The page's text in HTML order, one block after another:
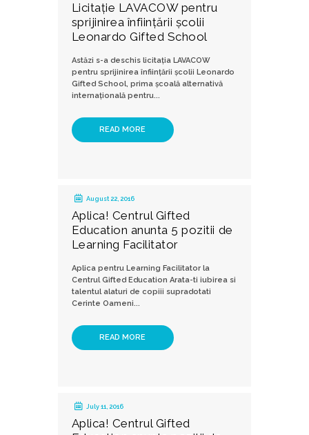
Licitație LAVACOW pentru
sprijinirea înființării școlii
Leonardo Gifted School
Astăzi s-a deschis licitația LAVACOW
pentru sprijinirea înființării școlii Leonardo
Gifted School, prima școală alternativă
internațională pentru...
READ MORE
August 22, 2016
Aplica! Centrul Gifted
Education anunta 5 pozitii de
Learning Facilitator
Aplica pentru Learning Facilitator la
Centrul Gifted Education Arata-ti iubirea si
talentul alaturi de copiii supradotati
Cerinte Oameni...
READ MORE
July 11, 2016
Aplica! Centrul Gifted